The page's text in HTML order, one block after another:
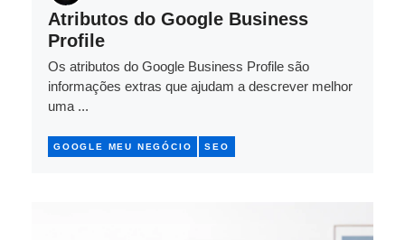
Atributos do Google Business
Profile
Os atributos do Google Business Profile são
informações extras que ajudam a descrever melhor
uma ...
GOOGLE MEU NEGÓCIO SEO